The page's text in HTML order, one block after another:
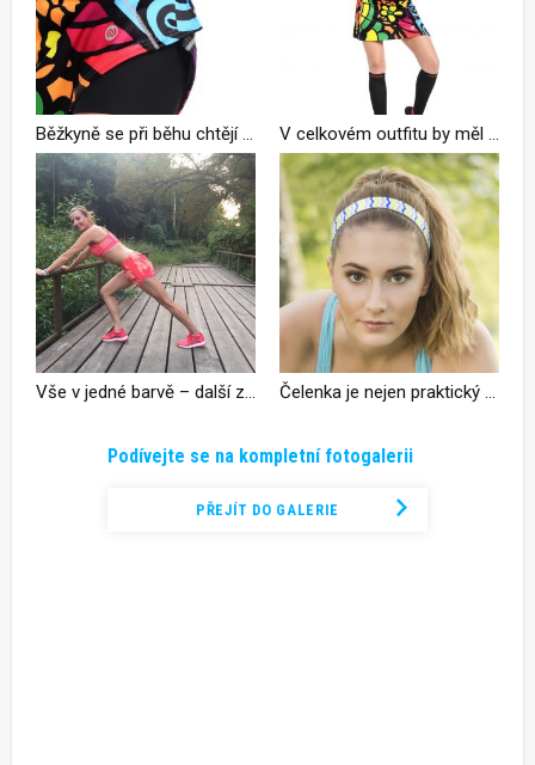
Podívejte se na kompletní fotogalerii
PŘEJÍT DO GALERIE